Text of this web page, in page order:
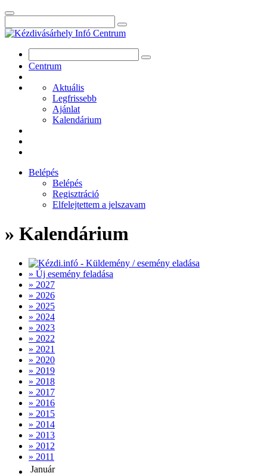
Centrum
Aktuális
Legfrissebb
Ajánlat
Kalendárium
Belépés
Belépés
Regisztráció
Elfelejtettem a jelszavam
» Kalendárium
» Új esemény feladása
» 2027
» 2026
» 2025
» 2024
» 2023
» 2022
» 2021
» 2020
» 2019
» 2018
» 2017
» 2016
» 2015
» 2014
» 2013
» 2012
» 2011
Január